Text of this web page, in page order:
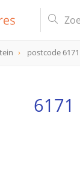
postcode 6171
6171